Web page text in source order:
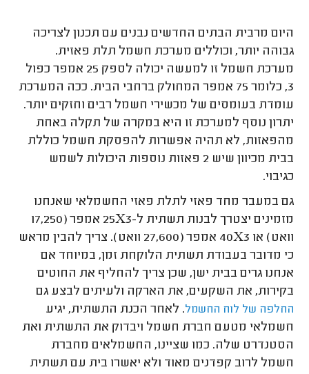
היום מרבית הבתים החדשים נבנים עם תכנון לצריכה
גבוהה יותר, וכוללים מערכת חשמל תלת פאזית.
מערכת חשמל זו למעשה יכולה לספק 25 אמפר כפול
3, כלומר 75 אמפר המחולק ברחבי הבית. ככה המערכת
עומדת בעומסים של מכשירי חשמל רבים וחזקים יותר.
יתרון נוסף למערכת זו היא במקרה של תקלה באחת
מהפאזות, לא תהיה אפשרות להפסקת חשמל כוללת
בבית מכיוון שיש 2 פאזות נוספות היכולות לשמש
כגיבוי.
גם במעבר מחד פאזי לתלת פאזי החשמלאי שאנחנו
מזמינים יצטרך לבנות תשתית ל-25X3 אמפר (17,250
וואט) או 40X3 אמפר (27,600 וואט). צריך להבין מראש
כי מדובר בעבודת תשתית הלוקחת זמן, במיוחד אם
אנחנו גרים בבית ישן, שכן צריך להחליף את החוטים
בקירות, את השקעים, את הארקה ולעיתים לבצע גם
החלפה של לוח החשמל. לאחר הכנת התשתית, יגיע
חשמלאי מטעם חברת חשמל ויבדוק את התשתית ואת
הסטנדרט שלה. כמו שציינו, החשמלאים מחברת
חשמל לרוב קפדנים מאוד ולא יאשרו בית עם תשתית